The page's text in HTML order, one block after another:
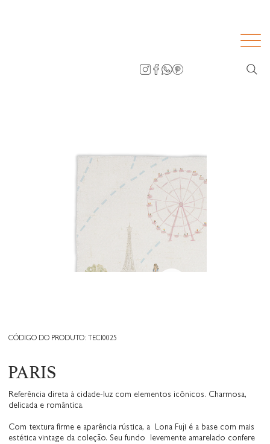
CÓDIGO DO PRODUTO: TECI0025
PARIS
Referência direta à cidade-luz com elementos icônicos. Charmosa,
delicada e romântica.
Com textura firme e aparência rústica, a Lona Fuji é a base com mais
estética vintage da coleção. Seu fundo levemente amarelado confere